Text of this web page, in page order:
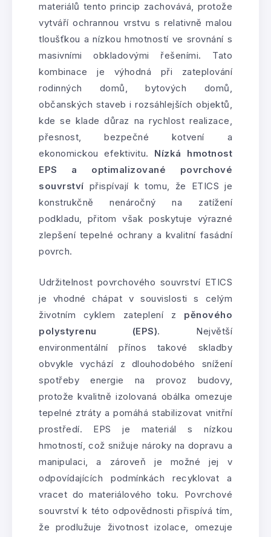
materiálů tento princip zachovává, protože
vytváří ochrannou vrstvu s relativně malou
tloušťkou a nízkou hmotností ve srovnání s
masivními obkladovými řešeními. Tato
kombinace je výhodná při zateplování
rodinných domů, bytových domů,
občanských staveb i rozsáhlejších objektů,
kde se klade důraz na rychlost realizace,
přesnost, bezpečné kotvení a
ekonomickou efektivitu. Nízká hmotnost
EPS a optimalizované povrchové
souvrství přispívají k tomu, že ETICS je
konstrukčně nenáročný na zatížení
podkladu, přitom však poskytuje výrazné
zlepšení tepelné ochrany a kvalitní fasádní
povrch.
Udržitelnost povrchového souvrství ETICS
je vhodné chápat v souvislosti s celým
životním cyklem zateplení z pěnového
polystyrenu (EPS). Největší
environmentální přínos takové skladby
obvykle vychází z dlouhodobého snížení
spotřeby energie na provoz budovy,
protože kvalitně izolovaná obálka omezuje
tepelné ztráty a pomáhá stabilizovat vnitřní
prostředí. EPS je materiál s nízkou
hmotností, což snižuje nároky na dopravu a
manipulaci, a zároveň je možné jej v
odpovídajících podmínkách recyklovat a
vracet do materiálového toku. Povrchové
souvrství k této odpovědnosti přispívá tím,
že prodlužuje životnost izolace, omezuje